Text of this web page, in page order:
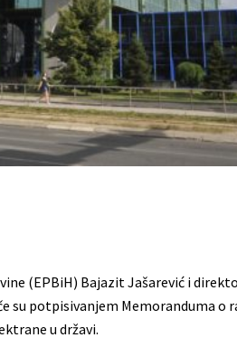
(EPBiH) Bajazit Jašarević i
su potpisivanjem Memoranduma o
u državi.